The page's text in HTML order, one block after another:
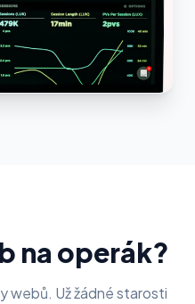
na operák?
webů. Už žádné starosti